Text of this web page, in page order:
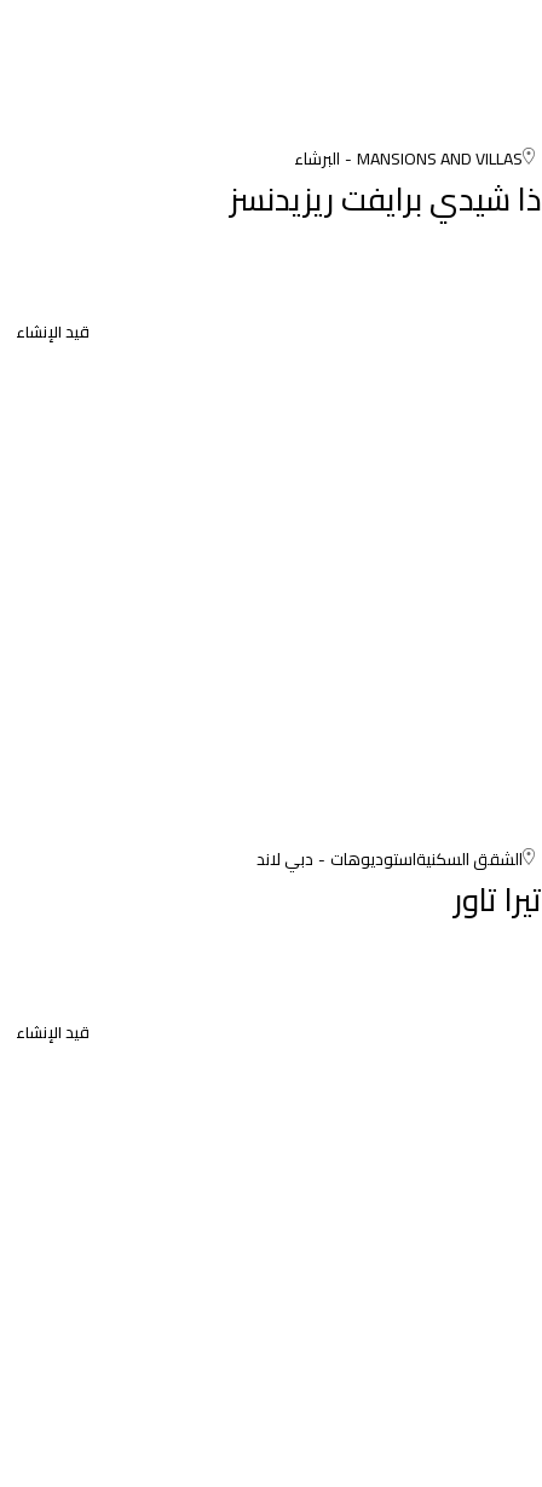
MANSIONS AND VILLAS البرشاء
ذا شيدي برايفت ريزيدنسز
قيد الإنشاء
الشقق السكنيةاستوديوهات دبي لاند
تيرا تاور
قيد الإنشاء